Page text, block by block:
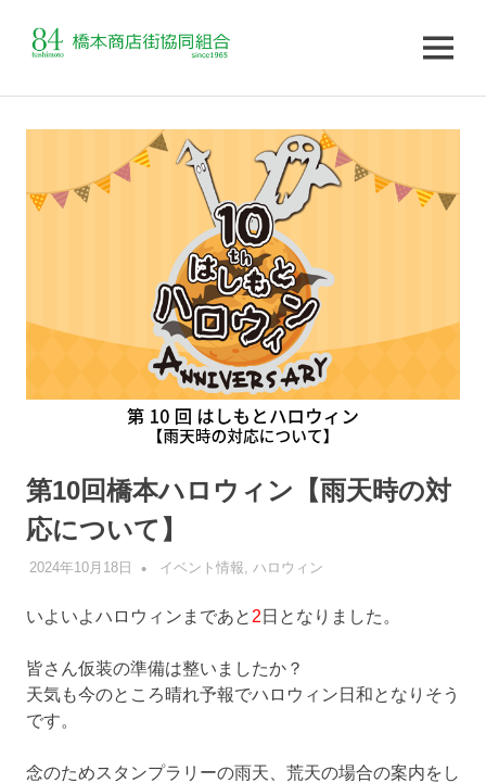
MENU
第10回橋本ハロウィン【雨天時の対
応について】
2024年10月18日 管理者
イベント情報 ハロウィン
いよいよハロウィンまであと 2 日となりました。
皆さん仮装の準備は整いましたか？
天気も今のところ晴れ予報でハロウィン日和となりそう
です。
念のためスタンプラリーの雨天、荒天の場合の案内をし